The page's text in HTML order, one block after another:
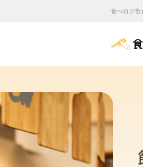
食べログ飲